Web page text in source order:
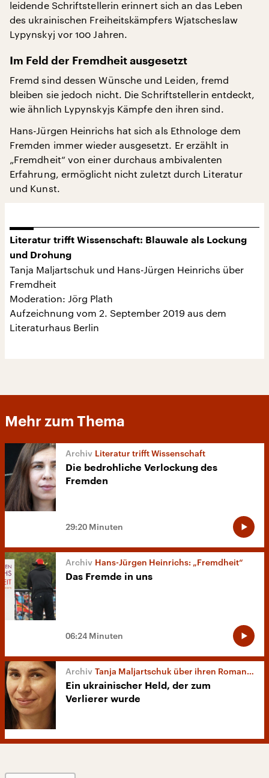
leidende Schriftstellerin erinnert sich an das Leben
des ukrainischen Freiheitskämpfers Wjatscheslaw
Lypynskyj vor 100 Jahren.
Im Feld der Fremdheit ausgesetzt
Fremd sind dessen Wünsche und Leiden, fremd
bleiben sie jedoch nicht. Die Schriftstellerin entdeckt,
wie ähnlich Lypynskyjs Kämpfe den ihren sind.
Hans-Jürgen Heinrichs hat sich als Ethnologe dem
Fremden immer wieder ausgesetzt. Er erzählt in
„Fremdheit“ von einer durchaus ambivalenten
Erfahrung, ermöglicht nicht zuletzt durch Literatur
und Kunst.
Literatur trifft Wissenschaft: Blauwale als Lockung
und Drohung
Tanja Maljartschuk und Hans-Jürgen Heinrichs über
Fremdheit
Moderation: Jörg Plath
Aufzeichnung vom 2. September 2019 aus dem
Literaturhaus Berlin
Mehr zum Thema
Literatur trifft Wissenschaft
Die bedrohliche Verlockung des
Fremden
29:20 Minuten
Hans-Jürgen Heinrichs: „Fremdheit“
Das Fremde in uns
06:24 Minuten
Tanja Maljartschuk über ihren Roman „Blauwal der Erinnerung“
Ein ukrainischer Held, der zum
Verlierer wurde